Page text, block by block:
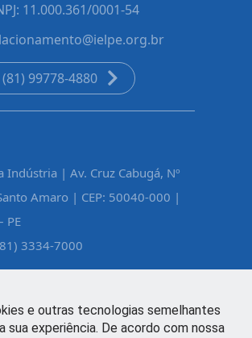
11.000.361/0001-54
(81) 99778-4880
Indústria | Av. Cruz Cabugá, Nº
Amaro | CEP: 50040-000 |
PE
3334-7000
e outras tecnologias semelhantes
sua experiência. De acordo com nossa